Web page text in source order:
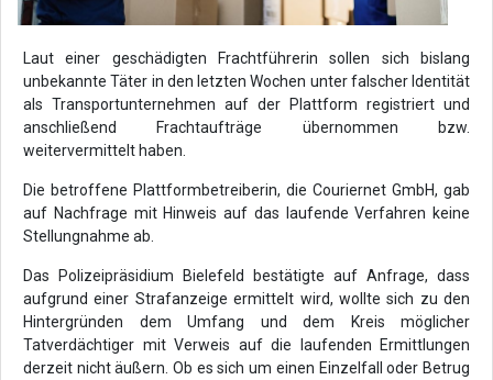
Laut einer geschädigten Frachtführerin sollen sich bislang
unbekannte Täter in den letzten Wochen unter falscher Identität
als Transportunternehmen auf der Plattform registriert und
anschließend Frachtaufträge übernommen bzw.
weitervermittelt haben.
Die betroffene Plattformbetreiberin, die Couriernet GmbH, gab
auf Nachfrage mit Hinweis auf das laufende Verfahren keine
Stellungnahme ab.
Das Polizeipräsidium Bielefeld bestätigte auf Anfrage, dass
aufgrund einer Strafanzeige ermittelt wird, wollte sich zu den
Hintergründen dem Umfang und dem Kreis möglicher
Tatverdächtiger mit Verweis auf die laufenden Ermittlungen
derzeit nicht äußern. Ob es sich um einen Einzelfall oder Betrug